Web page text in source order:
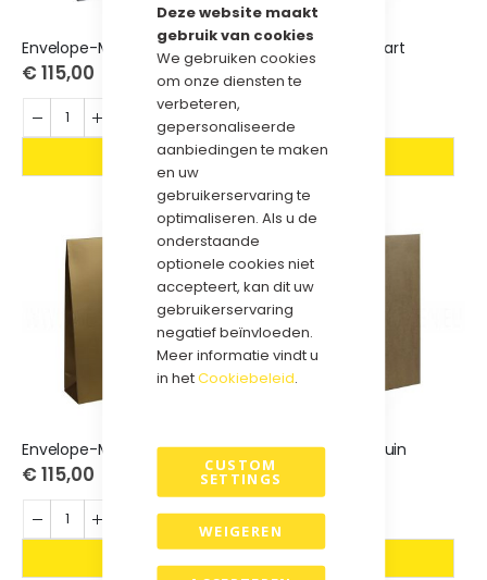
Deze website maakt
gebruik van cookies
We gebruiken cookies
om onze diensten te
verbeteren,
gepersonaliseerde
aanbiedingen te maken
en uw
gebruikerservaring te
optimaliseren. Als u de
onderstaande
optionele cookies niet
accepteert, kan dit uw
gebruikerservaring
negatief beïnvloeden.
Meer informatie vindt u
in hetCookiebeleid.
CUSTOM
SETTINGS
WEIGEREN
Envelope-Mat Zilver
€ 115,00
Envelope-Mat Zwart
€ 115,00
Envelope-Mat Goud
€ 115,00
Envelope-Kraft Bruin
€ 105,00